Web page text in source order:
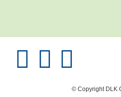
© Copyright DLK